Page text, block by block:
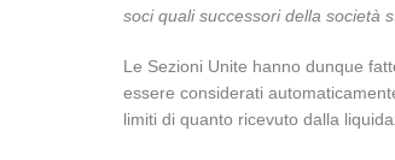
soci quali successori della società
Le Sezioni Unite hanno dunque
essere considerati
limiti di quanto ricevuto dalla